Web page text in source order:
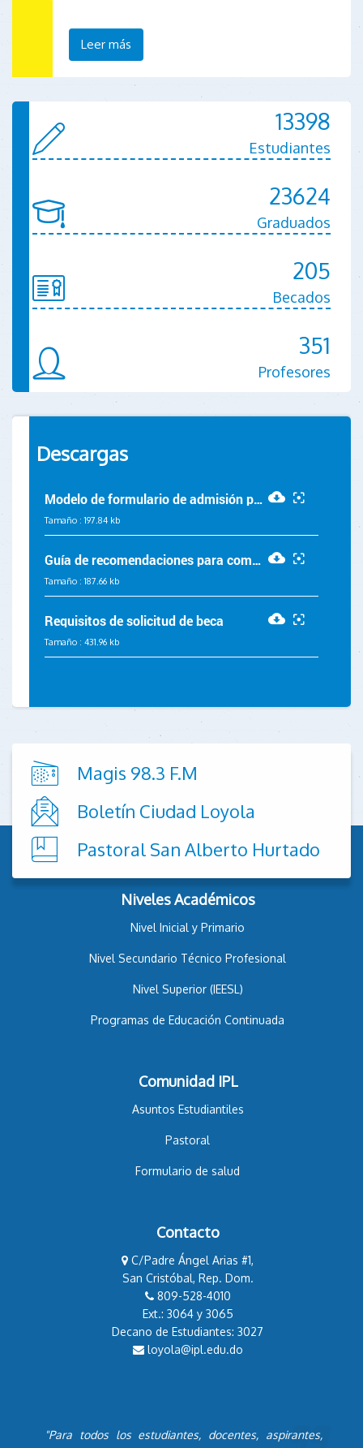
Leer más
13398
Estudiantes
23624
Graduados
205
Becados
351
Profesores
Descargas
Modelo de formulario de admisión preprimario 2026-2027
Tamaño :197.84 kb
Guía de recomendaciones para completar el formulario de admisión preprimario 2026-2027
Tamaño :187.66 kb
Requisitos de solicitud de beca
Tamaño : 431.96 kb
Magis 98.3 F.M
Boletín Ciudad Loyola
Pastoral San Alberto Hurtado
Niveles Académicos
Nivel Inicial y Primario
Nivel Secundario Técnico Profesional
Nivel Superior (IEESL)
Programas de Educación Continuada
Comunidad IPL
Asuntos Estudiantiles
Pastoral
Formulario de salud
Contacto
C/Padre Ángel Arias #1,
San Cristóbal, Rep. Dom.
809-528-4010
Ext.: 3064 y 3065
Decano de Estudiantes: 3027
loyola@ipl.edu.do
"Para todos los estudiantes, docentes, aspirantes,